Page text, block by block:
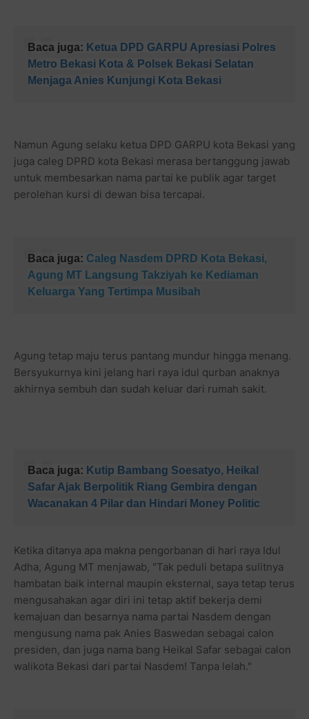
Baca juga: Ketua DPD GARPU Apresiasi Polres
Metro Bekasi Kota & Polsek Bekasi Selatan
Menjaga Anies Kunjungi Kota Bekasi
Namun Agung selaku ketua DPD GARPU kota Bekasi yang
juga caleg DPRD kota Bekasi merasa bertanggung jawab
untuk membesarkan nama partai ke publik agar target
perolehan kursi di dewan bisa tercapai.
Baca juga: Caleg Nasdem DPRD Kota Bekasi,
Agung MT Langsung Takziyah ke Kediaman
Keluarga Yang Tertimpa Musibah
Agung tetap maju terus pantang mundur hingga menang.
Bersyukurnya kini jelang hari raya idul qurban anaknya
akhirnya sembuh dan sudah keluar dari rumah sakit.
Baca juga: Kutip Bambang Soesatyo, Heikal
Safar Ajak Berpolitik Riang Gembira dengan
Wacanakan 4 Pilar dan Hindari Money Politic
Ketika ditanya apa makna pengorbanan di hari raya Idul
Adha, Agung MT menjawab, "Tak peduli betapa sulitnya
hambatan baik internal maupin eksternal, saya tetap terus
mengusahakan agar diri ini tetap aktif bekerja demi
kemajuan dan besarnya nama partai Nasdem dengan
mengusung nama pak Anies Baswedan sebagai calon
presiden, dan juga nama bang Heikal Safar sebagai calon
walikota Bekasi dari partai Nasdem! Tanpa lelah."